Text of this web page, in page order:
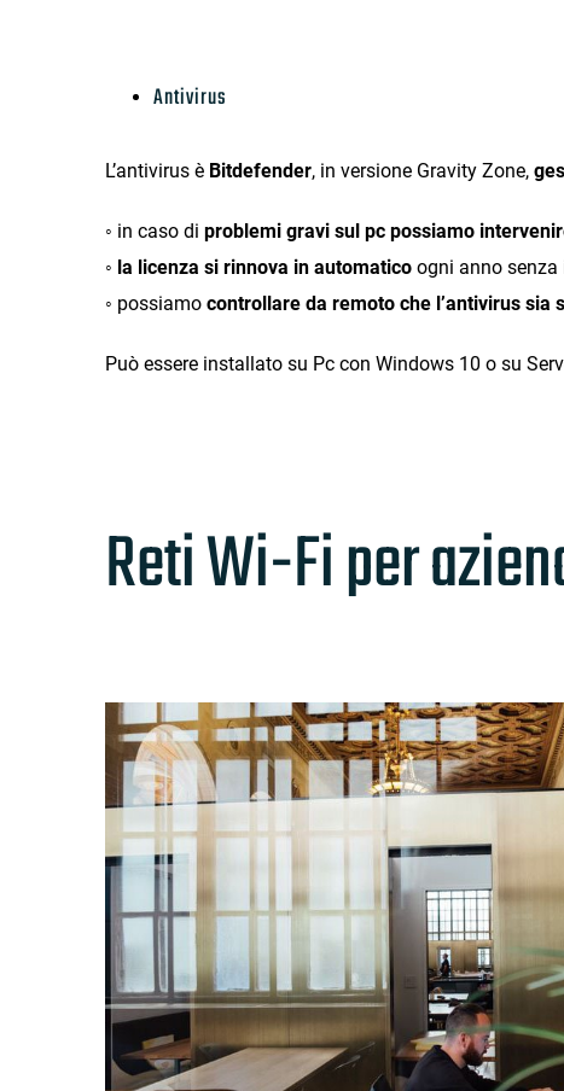
Antivirus
L’antivirus è Bitdefender, in versione Gravity Zone,
◦ in caso di problemi gravi sul pc possiamo
◦ la licenza si rinnova in automaticoogni anno senza
◦ possiamo controllare da remoto che l’antivirus sia
Può essere installato su Pc con Windows 10 o su
Reti Wi-Fi per